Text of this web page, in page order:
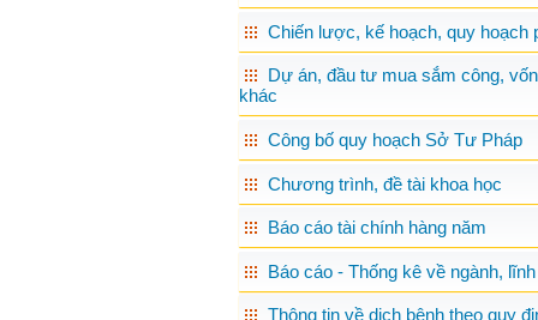
Chiến lược, kế hoạch, quy hoạch
Dự án, đầu tư mua sắm công,
khác
Công bố quy hoạch Sở Tư Pháp
Chương trình, đề tài khoa học
Báo cáo tài chính hàng năm
Báo cáo - Thống kê về ngành,
Thông tin về dịch bệnh theo quy